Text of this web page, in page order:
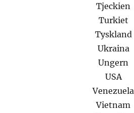
Tjeckien
Turkiet
Tyskland
Ukraina
Ungern
USA
Venezuela
Vietnam